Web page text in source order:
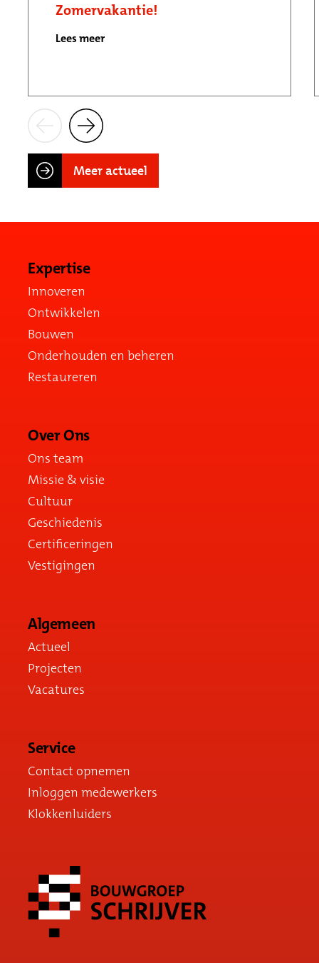
Zomervakantie!
Lees meer
Meer actueel
Expertise
Innoveren
Ontwikkelen
Bouwen
Onderhouden en beheren
Restaureren
Over Ons
Ons team
Missie & visie
Cultuur
Geschiedenis
Certificeringen
Vestigingen
Algemeen
Actueel
Projecten
Vacatures
Service
Contact opnemen
Inloggen medewerkers
Klokkenluiders